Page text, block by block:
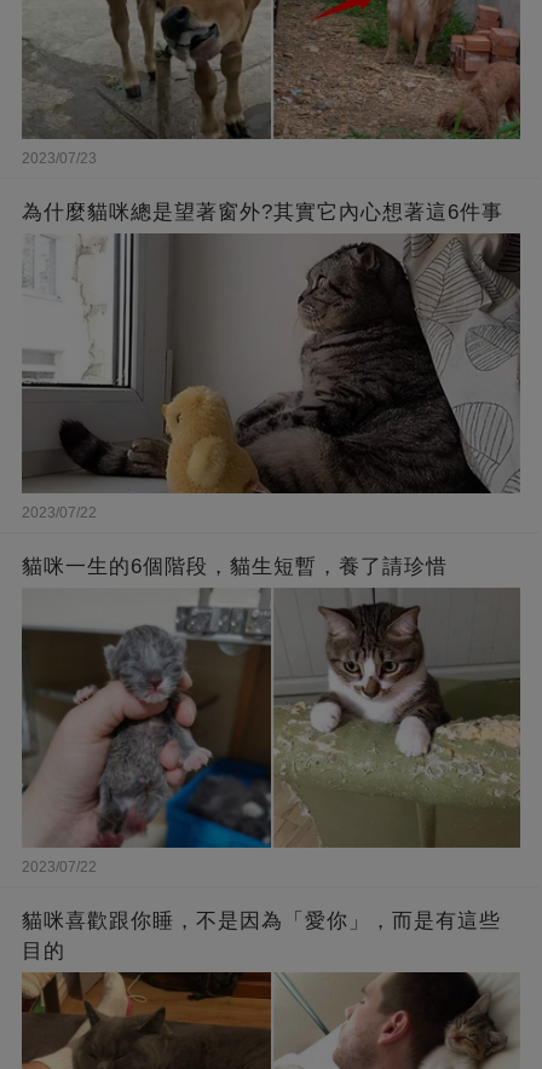
2023/07/23
為什麼貓咪總是望著窗外?其實它內心想著這6件事
2023/07/22
貓咪一生的6個階段，貓生短暫，養了請珍惜
2023/07/22
貓咪喜歡跟你睡，不是因為「愛你」，而是有這些
目的